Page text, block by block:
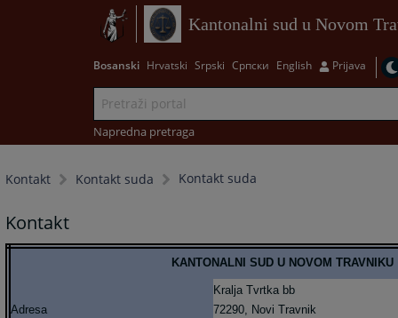
Kantonalni sud u Novom
Bosanski Hrvatski Srpski Српски English Prijava
Napredna pretraga
Kontakt Kontakt suda Kontakt suda
Kontakt
KANTONALNI SUD U NOVOM TRAVNIKU
Adresa
Kralja Tvrtka bb
72290, Novi Travnik